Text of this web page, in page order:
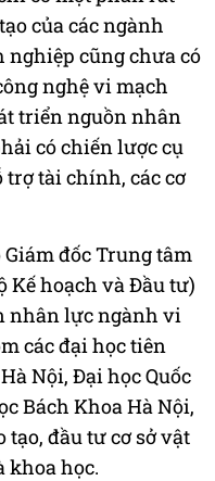
của các ngành
nghiệp cũng chưa có
nghệ vi mạch
triển nguồn nhân
có chiến lược cụ
tài chính, các cơ
Giám đốc Trung tâm
Kế hoạch và Đầu tư)
nhân lực ngành vi
các đại học tiên
Nội, Đại học Quốc
Bách Khoa Hà Nội,
đầu tư cơ sở vật
khoa học.